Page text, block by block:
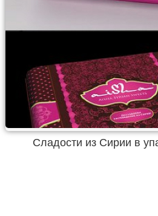
Сладости из Сирии в